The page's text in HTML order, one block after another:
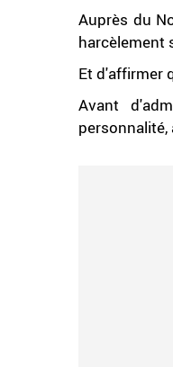
Auprès du
harcèlement
Et d'affirmer
Avant
personnalité,